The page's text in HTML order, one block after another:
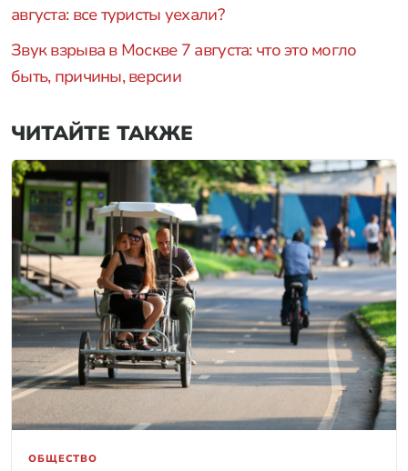
августа: все туристы уехали?
Звук взрыва в Москве 7 августа: что это могло
быть, причины, версии
ЧИТАЙТЕ ТАКЖЕ
ОБЩЕСТВО